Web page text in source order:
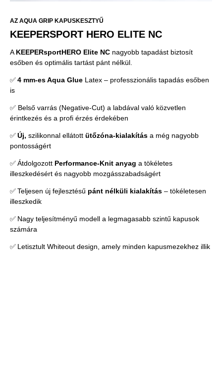
AZ AQUA GRIP KAPUSKESZTYŰ
KEEPERSPORT HERO ELITE NC
AKEEPERsportHERO Elite NC nagyobb tapadást biztosít
esőben és optimális tartást pánt nélkül.
✅4 mm-es Aqua Glue Latex – professzionális tapadás esőben
is
✅ Belső varrás (Negative-Cut) a labdával való közvetlen
érintkezés és a profi érzés érdekében
✅Új, szilikonnal ellátott ütőzóna-kialakítás a még nagyobb
pontosságért
✅ Átdolgozott Performance-Knit anyag a tökéletes
illeszkedésért és nagyobb mozgásszabadságért
✅ Teljesen új fejlesztésű pánt nélküli kialakítás – tökéletesen
illeszkedik
✅ Nagy teljesítményű modell a legmagasabb szintű kapusok
számára
✅ Letisztult Whiteout design, amely minden kapusmezekhez illik